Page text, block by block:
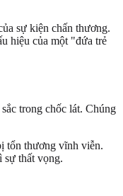
sự kiện chấn thương.
hiệu của một "đứa trẻ
trong chốc lát. Chúng
tổn thương vĩnh viễn.
sự thất vọng.